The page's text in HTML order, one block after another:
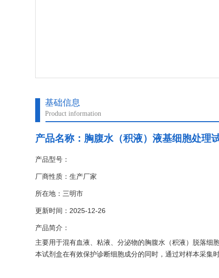
基础信息
Product information
产品名称： 胸腹水（积液）液基细胞处理
产品型号：
厂商性质：生产厂家
所在地：三明市
更新时间：2025-12-26
产品简介：
主要用于混有血液、粘液、分泌物的胸腹水（积液）脱落细
本试剂盒在有效保护诊断细胞成分的同时，通过对样本采集